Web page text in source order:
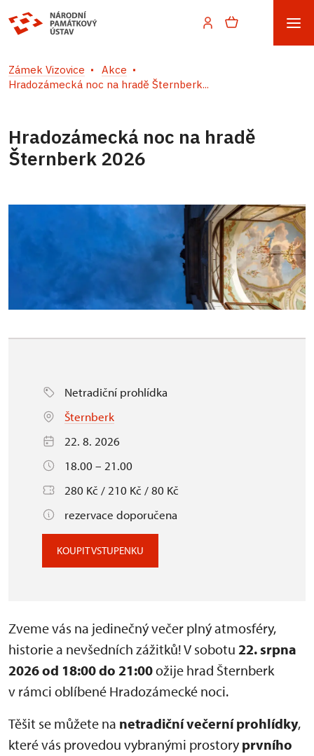
Zámek Vizovice
Akce
Hradozámecká noc na hradě Šternberk...
Hradozámecká noc na hradě
Šternberk 2026
Netradiční prohlídka
Šternberk
22. 8. 2026
18.00 – 21.00
280 Kč / 210 Kč / 80 Kč
rezervace doporučena
KOUPIT VSTUPENKU
Zveme vás na jedinečný večer plný atmosféry,
historie a nevšedních zážitků! V sobotu 22. srpna
2026 od 18:00 do 21:00ožije hrad Šternberk
v rámci oblíbené Hradozámecké noci.
Těšit se můžete na netradiční večerní prohlídky,
které vás provedou vybranými prostory prvního